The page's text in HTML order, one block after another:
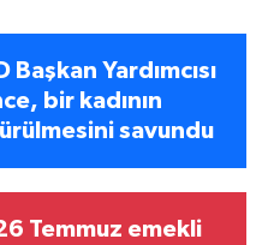
Başkan Yardımcısı
bir kadının
savundu
Temmuz emekli